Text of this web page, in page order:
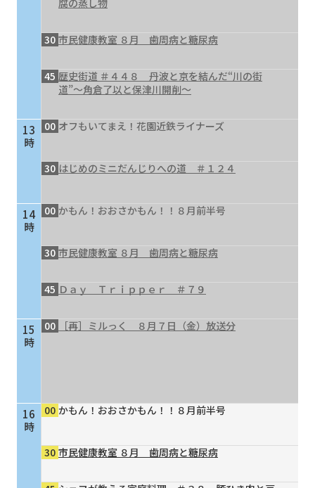
13
時
14
時
15
時
16
時
腐の蒸し物
30 市民健康教室 ８月 歯周病と糖尿病
45 歴史街道 ＃４４８ 丹波と京を結んだ“川の街
道”～角倉了以と保津川開削～
00 オフもいてまえ！花園近鉄ライナーズ
30 はじめのミニだんじりへの道 ＃１２４
00 かもん！おおさかもん！！８月前半号
30 市民健康教室 ８月 歯周病と糖尿病
45 Ｄａｙ Ｔｒｉｐｐｅｒ ＃７９
00 ［再］ミルっく ８月７日（金）放送分
00 かもん！おおさかもん！！８月前半号
30 市民健康教室 ８月 歯周病と糖尿病